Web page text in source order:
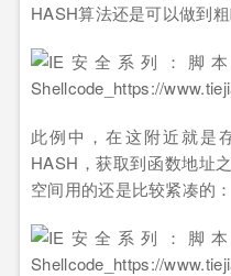
HASH算法还是可以做到粗
此例中，在这附近就是
HASH，获取到函数地址
空间用的还是比较紧凑的：